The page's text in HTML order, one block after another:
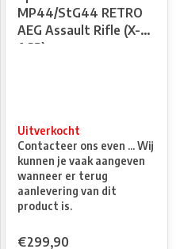
MP44/StG44 RETRO
AEG Assault Rifle (X-
ASR)
Uitverkocht
Contacteer ons even ... Wij
kunnen je vaak aangeven
wanneer er terug
aanlevering van dit
product is.
€299,90